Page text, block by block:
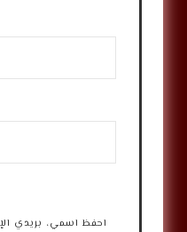
احفظ اسمي، بريدي